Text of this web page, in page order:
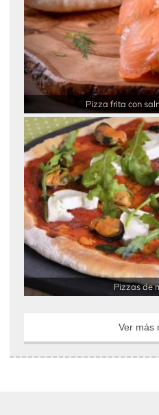
Pizza frita con
Pizzas de
Ver más